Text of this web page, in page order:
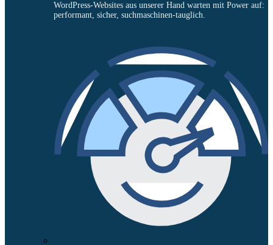
WordPress-Websites aus unserer Hand warten mit Power auf:
performant, sicher, suchmaschinen-tauglich.